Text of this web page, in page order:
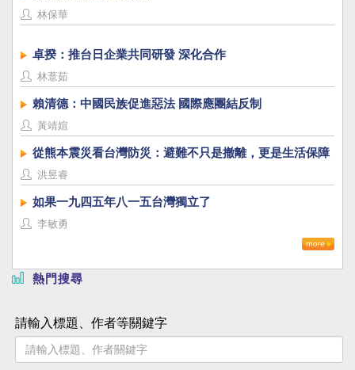
林保華
卓揆：推台日企業共同研發 深化合作
林薏茹
賴清德：中國民族促進惡法 國際應團結反制
黃靖媗
從熊本震災看台灣防災：避難不只是撤離，更是生活保障
洪昱睿
如果一九四五年八一五台灣獨立了
李敏勇
熱門搜尋
請輸入標題、作者等關鍵字